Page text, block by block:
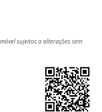
sujeitos a alterações sem